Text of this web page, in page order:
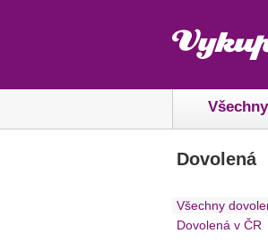
Dovolená
Všechny
Dovolená v ČR